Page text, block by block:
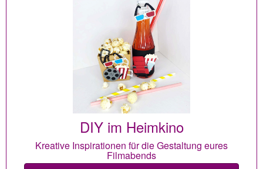
DIY im Heimkino
Kreative Inspirationen für die Gestaltung eures
Filmabends